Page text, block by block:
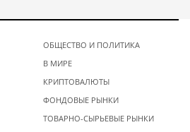
ОБЩЕСТВО И ПОЛИТИКА
В МИРЕ
КРИПТОВАЛЮТЫ
ФОНДОВЫЕ РЫНКИ
ТОВАРНО-СЫРЬЕВЫЕ РЫНКИ